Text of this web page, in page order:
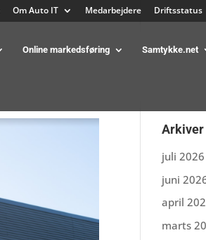
Om Auto IT Medarbejdere Driftsstatus
Online markedsføring Samtykke.net
Arkiver
juli 2026
juni
april
marts